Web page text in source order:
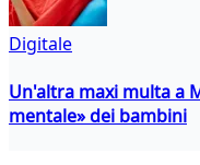
Digitale
Un'altra maxi multa a
mentale» dei bambini